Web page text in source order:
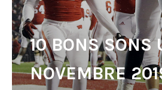
10 BONS SONS
NOVEMBRE